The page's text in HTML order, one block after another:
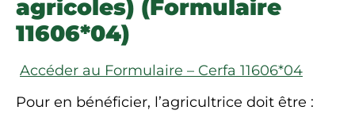
agricoles) (Formulaire
11606*04)
Accéder au Formulaire – Cerfa 11606*04
Pour en bénéficier, l’agricultrice doit être :